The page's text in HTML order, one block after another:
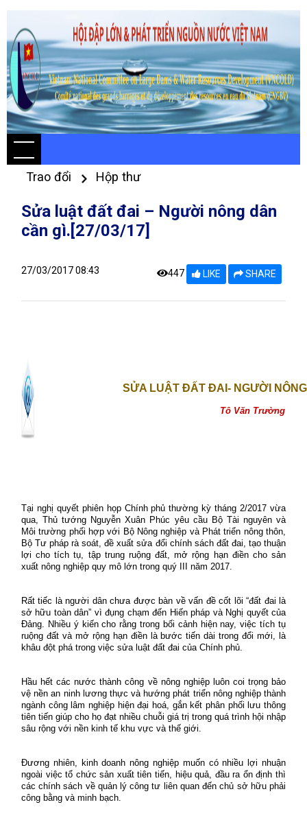
Trao đổi Hộp thư
Sửa luật đất đai – Người nông dân
cần gì.[27/03/17]
27/03/2017 08:43 447 LIKE SHARE
SỬA LUẬT ĐẤT ĐAI- NGƯỜI
Tô Văn Trường
Tại nghị quyết phiên họp Chính phủ thường kỳ tháng 2/2017 vừa
qua, Thủ tướng Nguyễn Xuân Phúc yêu cầu Bộ Tài nguyên và
Môi trường phối hợp với Bộ Nông nghiệp và Phát triển nông thôn,
Bộ Tư pháp rà soát, đề xuất sửa đổi chính sách đất đai, tạo thuận
lợi cho tích tụ, tập trung ruộng đất, mở rộng hạn điền cho sản
xuất nông nghiệp quy mô lớn trong quý III năm 2017.
Rất tiếc là người dân chưa được bàn về vấn đề cốt lõi “đất đai là
sở hữu toàn dân” vì đụng chạm đến Hiến pháp và Nghị quyết của
Đảng. Nhiều ý kiến cho rằng trong bối cảnh hiện nay, việc tích tụ
ruộng đất và mở rộng hạn điền là bước tiến dài trong đổi mới, là
khâu đột phá trong việc sửa luật đất đai của Chính phủ.
Hầu hết các nước thành công về nông nghiệp luôn coi trọng bảo
vệ nền an ninh lương thực và hướng phát triển nông nghiệp thành
ngành công lâm nghiệp hiện đại hoá, gắn kết phân phối lưu thông
tiên tiến giúp cho họ đạt nhiều chuỗi giá trị trong quá trình hội nhập
sâu rộng với nền kinh tế khu vực và thế giới.
Đương nhiên, kinh doanh nông nghiệp muốn có nhiều lợi nhuận
ngoài việc tổ chức sản xuất tiên tiến, hiệu quả, đầu ra ổn định thì
các chính sách về quản lý công tư liên quan đến chủ sở hữu phải
công bằng và minh bạch.